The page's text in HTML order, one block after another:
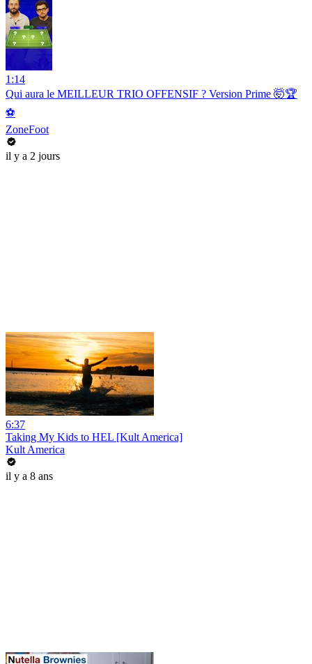
1:14
Qui aura le MEILLEUR TRIO OFFENSIF ? Version Prime 🤯🏆
⚽️
ZoneFoot
il y a 2 jours
6:37
Taking My Kids to HEL [Kult America]
Kult America
il y a 8 ans